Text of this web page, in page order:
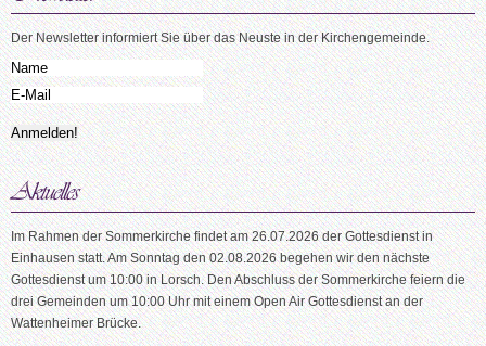
Der Newsletter informiert Sie über das Neuste in der Kirchengemeinde.
Im Rahmen der Sommerkirche findet am 26.07.2026 der Gottesdienst in
Einhausen statt. Am Sonntag den 02.08.2026 begehen wir den nächste
Gottesdienst um 10:00 in Lorsch. Den Abschluss der Sommerkirche feiern die
drei Gemeinden um 10:00 Uhr mit einem Open Air Gottesdienst an der
Wattenheimer Brücke.